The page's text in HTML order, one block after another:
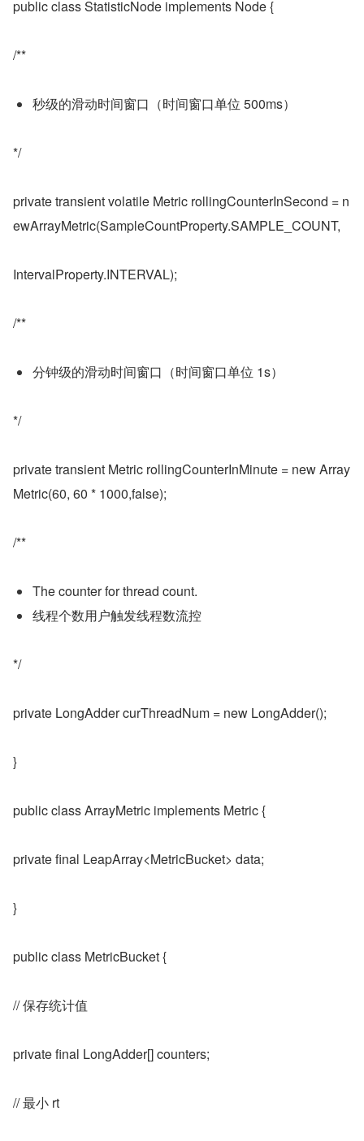
public class StatisticNode implements Node {
/**
秒级的滑动时间窗口（时间窗口单位 500ms）
*/
private transient volatile Metric rollingCounterInSecond = n
ewArrayMetric(SampleCountProperty.SAMPLE_COUNT,
IntervalProperty.INTERVAL);
/**
分钟级的滑动时间窗口（时间窗口单位 1s）
*/
private transient Metric rollingCounterInMinute = new Array
Metric(60, 60 * 1000,false);
/**
The counter for thread count.
线程个数用户触发线程数流控
*/
private LongAdder curThreadNum = new LongAdder();
}
public class ArrayMetric implements Metric {
private final LeapArray<MetricBucket> data;
}
public class MetricBucket {
// 保存统计值
private final LongAdder[] counters;
// 最小 rt